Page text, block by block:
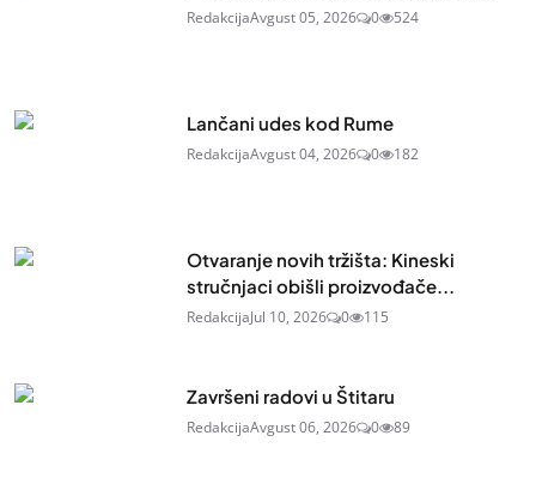
RedakcijaAvgust 05, 2026 0 524
Lančani udes kod Rume
RedakcijaAvgust 04, 2026 0 182
Otvaranje novih tržišta: Kineski
stručnjaci obišli proizvođače...
RedakcijaJul 10, 2026 0 115
Završeni radovi u Štitaru
RedakcijaAvgust 06, 2026 0 89